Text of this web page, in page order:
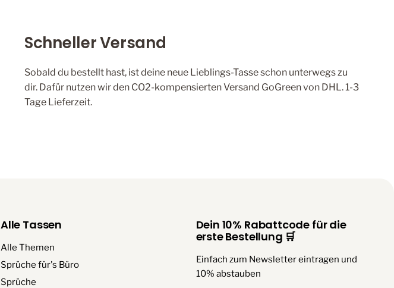
Schneller Versand
Sobald du bestellt hast, ist deine neue Lieblings-Tasse schon unterwegs zu
dir. Dafür nutzen wir den CO2-kompensierten Versand GoGreen von DHL. 1-3
Tage Lieferzeit.
Alle Tassen
Alle Themen
Sprüche für's Büro
Sprüche
Dein 10% Rabattcode für die
erste Bestellung 🛒
Einfach zum Newsletter eintragen und
10% abstauben